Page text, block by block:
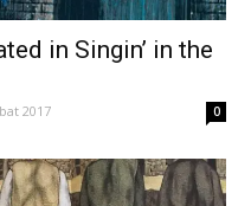
in Singin’ in the
2017 0